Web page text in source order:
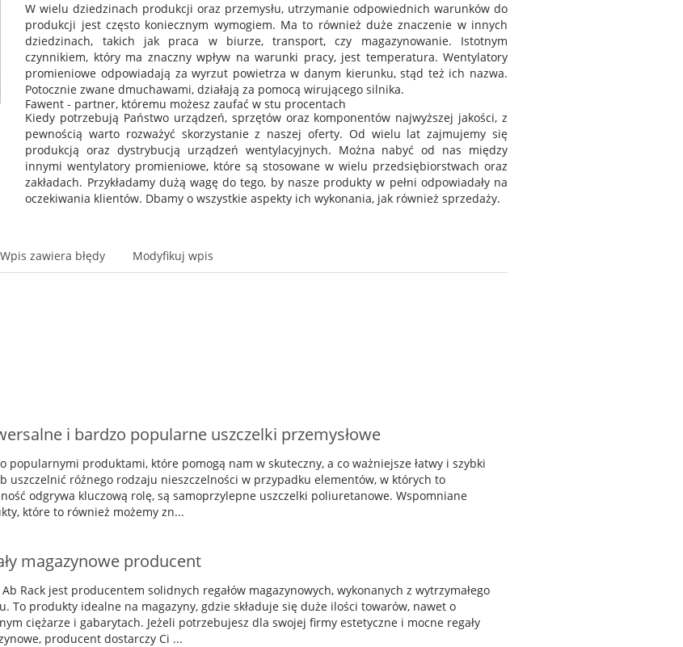
W wielu dziedzinach produkcji oraz przemysłu, utrzymanie odpowiednich warunków do
produkcji jest często koniecznym wymogiem. Ma to również duże znaczenie w innych
dziedzinach, takich jak praca w biurze, transport, czy magazynowanie. Istotnym
czynnikiem, który ma znaczny wpływ na warunki pracy, jest temperatura. Wentylatory
promieniowe odpowiadają za wyrzut powietrza w danym kierunku, stąd też ich nazwa.
Potocznie zwane dmuchawami, działają za pomocą wirującego silnika.
Fawent - partner, któremu możesz zaufać w stu procentach
Kiedy potrzebują Państwo urządzeń, sprzętów oraz komponentów najwyższej jakości, z
pewnością warto rozważyć skorzystanie z naszej oferty. Od wielu lat zajmujemy się
produkcją oraz dystrybucją urządzeń wentylacyjnych. Można nabyć od nas między
innymi wentylatory promieniowe, które są stosowane w wielu przedsiębiorstwach oraz
zakładach. Przykładamy dużą wagę do tego, by nasze produkty w pełni odpowiadały na
oczekiwania klientów. Dbamy o wszystkie aspekty ich wykonania, jak również sprzedaży.
Wpis zawiera błędy Modyfikuj wpis
i bardzo popularne uszczelki przemysłowe
popularnymi produktami, które pomogą nam w skuteczny, a co ważniejsze łatwy i szybki
uszczelnić różnego rodzaju nieszczelności w przypadku elementów, w których to
odgrywa kluczową rolę, są samoprzylepne uszczelki poliuretanowe. Wspomniane
które to również możemy zn...
magazynowe producent
Rack jest producentem solidnych regałów magazynowych, wykonanych z wytrzymałego
To produkty idealne na magazyny, gdzie składuje się duże ilości towarów, nawet o
ciężarze i gabarytach. Jeżeli potrzebujesz dla swojej firmy estetyczne i mocne regały
producent dostarczy Ci ...